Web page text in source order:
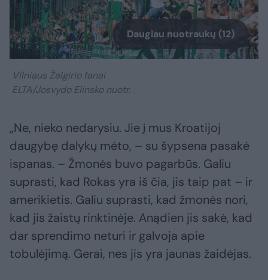
Daugiau nuotraukų (12)
Vilniaus Žalgirio fanai
ELTA/Josvydo Elinsko nuotr.
„Ne, nieko nedarysiu. Jie į mus Kroatijoj
daugybę dalykų mėto, – su šypsena pasakė
ispanas. – Žmonės buvo pagarbūs. Galiu
suprasti, kad Rokas yra iš čia, jis taip pat – ir
amerikietis. Galiu suprasti, kad žmonės nori,
kad jis žaistų rinktinėje. Anądien jis sakė, kad
dar sprendimo neturi ir galvoja apie
tobulėjimą. Gerai, nes jis yra jaunas žaidėjas.